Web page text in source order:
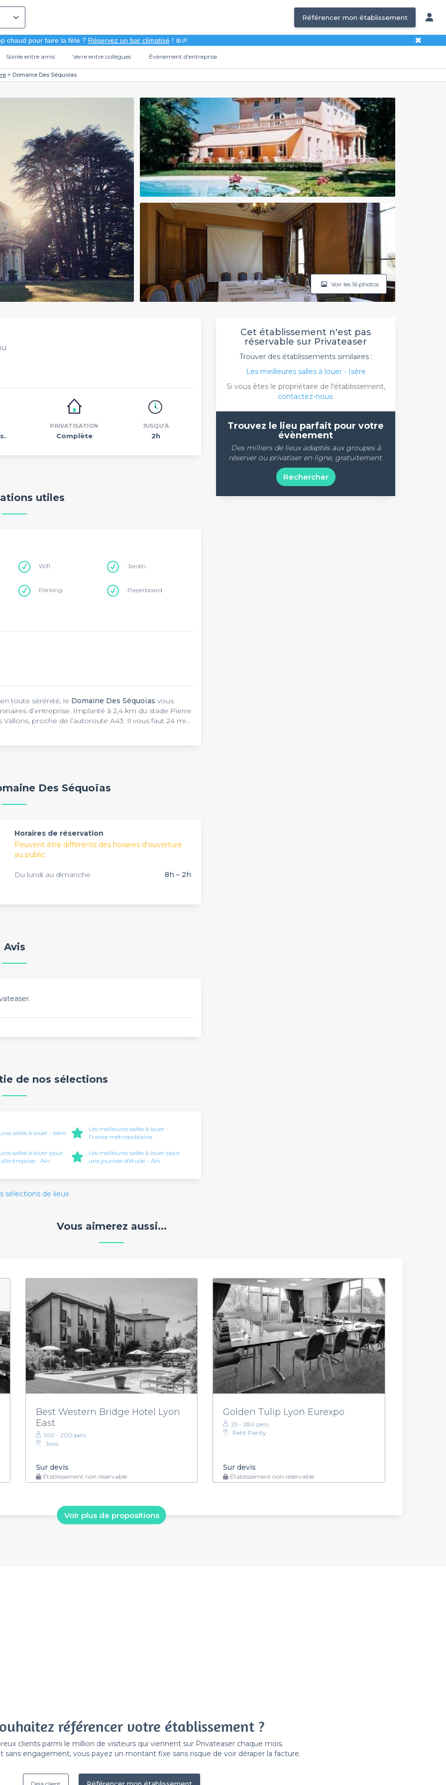
Référencer mon établissement
chaud pour faire la fête ? Réservez un bar climatisé! ❄️🎉 ✖
Soirée entre amis Verre entre collègues Évènement d'entreprise
Domaine Des Séquoïas
Voir les 16 photos
PRIVATISATION
Complète
JUSQU'À
2h
utiles
Wifi Jardin
Parking Paperboard
toute sérénité, le Domaine Des Séquoïas vous
d’entreprise. Implanté à 2,4 km du stade Pierre
Vallons, proche de l’autoroute A43. Il vous faut 24 min
pour atteindre cet établissement.
à la cuisine raffinée du restaurant du domaine
un lancement de produit, ou un comité de
Des Séquoïas
Horaires de réservation
Peuvent être différents des horaires d'ouverture
au public
Du lundi au dimanche 8h – 2h
Avis
de nos sélections
salles à louer - Isère
Les meilleures salles à louer -
France métropolitaine
salles à louer pour
d’entreprise - Ain
Les meilleures salles à louer pour
une journée d’étude - Ain
sélections de lieux
Cet établissement n'est pas
réservable sur Privateaser
Trouver des établissements similaires :
Les meilleures salles à louer - Isère
Si vous êtes le propriétaire de l'établissement,
contactez-nous.
Trouvez le lieu parfait pour votre
évènement
Des milliers de lieux adaptés aux groupes à
réserver ou privatiser en ligne, gratuitement.
Rechercher
Vous aimerez aussi...
Best Western Bridge Hotel Lyon
East
100 - 200 pers.
Jons
Sur devis
Établissement non réservable
Golden Tulip Lyon Eurexpo
25 - 280 pers.
Petit Parilly
Sur devis
Établissement non réservable
Voir plus de propositions
référencer votre établissement ?
clients parmi le million de visiteurs qui viennent sur Privateaser chaque mois.
sans engagement, vous payez un montant fixe sans risque de voir déraper la facture.
Déjà client